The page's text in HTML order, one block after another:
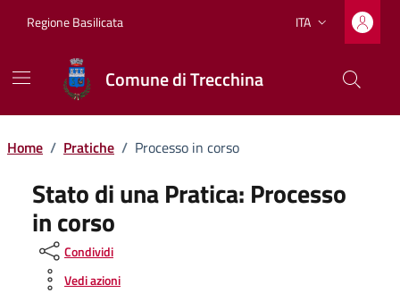
Regione Basilicata Lingua attiva:
ITA
Comune di Trecchina
Home / Pratiche / Processo in corso
Stato di una Pratica: Processo
in corso
Condividi
Vedi azioni